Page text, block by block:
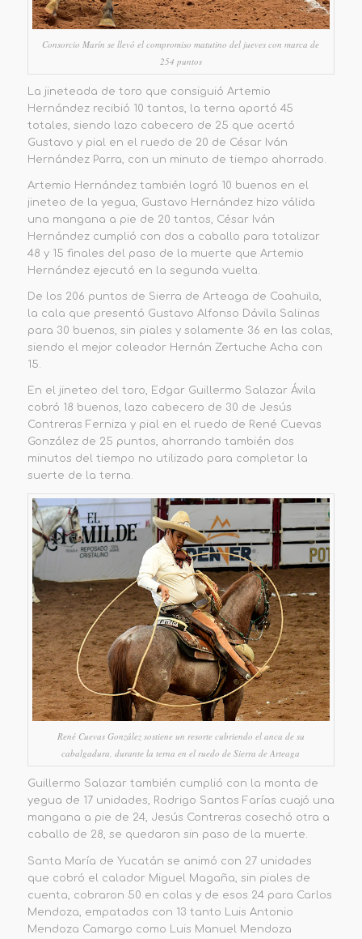
Consorcio Marín se llevó el compromiso matutino del jueves con marca de
254 puntos
La jineteada de toro que consiguió Artemio
Hernández recibió 10 tantos, la terna aportó 45
totales, siendo lazo cabecero de 25 que acertó
Gustavo y pial en el ruedo de 20 de César Iván
Hernández Parra, con un minuto de tiempo ahorrado.
Artemio Hernández también logró 10 buenos en el
jineteo de la yegua, Gustavo Hernández hizo válida
una mangana a pie de 20 tantos, César Iván
Hernández cumplió con dos a caballo para totalizar
48 y 15 finales del paso de la muerte que Artemio
Hernándezejecutó en la segunda vuelta.
De los 206 puntos de Sierra de Arteaga de Coahuila,
la cala que presentó Gustavo Alfonso Dávila Salinas
para 30 buenos, sin piales y solamente 36 en las colas,
siendo el mejor coleador Hernán Zertuche Acha con
15.
En el jineteo del toro, Edgar Guillermo Salazar Ávila
cobró 18 buenos, lazo cabecero de 30 de Jesús
Contreras Ferniza y pial en el ruedo de René Cuevas
González de 25 puntos, ahorrando también dos
minutos del tiempo no utilizado para completar la
suerte de la terna.
René Cuevas González sostiene un resorte cubriendo el anca de su
cabalgadura, durante la terna en el ruedo de Sierra de Arteaga
Guillermo Salazar también cumplió con la monta de
yegua de 17 unidades, Rodrigo Santos Farías cuajó una
mangana a pie de 24, Jesús Contreras cosechó otra a
caballo de 28, se quedaron sin paso de la muerte.
Santa María de Yucatán se animó con 27 unidades
que cobró el calador Miguel Magaña, sin piales de
cuenta,
cobraron 50 en colas y de esos 24 para Carlos
Mendoza
empatados con 13 tanto Luis Antonio
Mendoza Camargo como Luis Manuel Mendoza